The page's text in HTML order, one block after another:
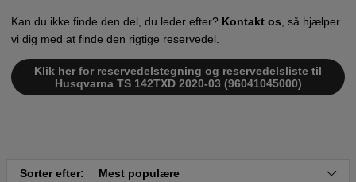
Kan du ikke finde den del, du leder efter? Kontakt os , så hjælper
vi dig med at finde den rigtige reservedel.
Klik her for reservedelstegning og reservedelsliste til
Husqvarna TS 142TXD 2020-03 (96041045000)
Sorter efter: Mest populære